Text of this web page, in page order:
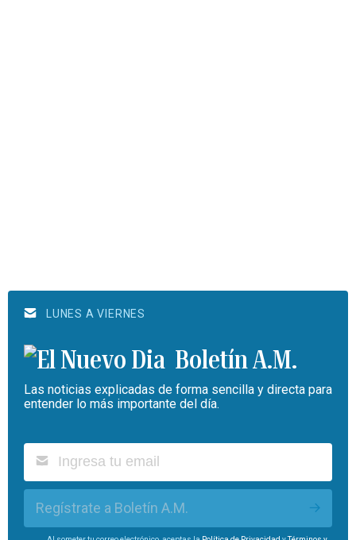
LUNES A VIERNES
Boletín A.M.
Las noticias explicadas de forma sencilla y directa para
entender lo más importante del día.
Regístrate a Boletín A.M.